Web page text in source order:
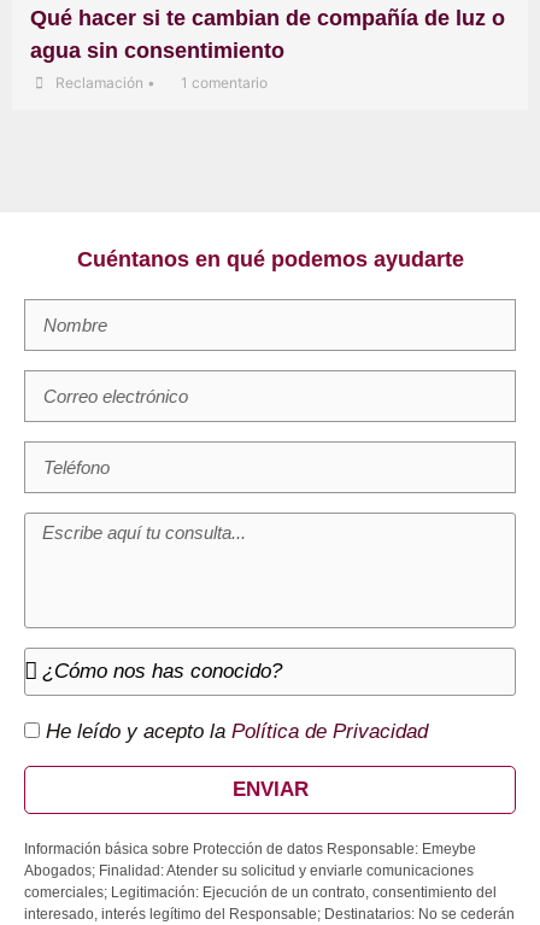
Qué hacer si te cambian de compañía de luz o
agua sin consentimiento
Reclamación • 1 comentario
Cuéntanos en qué podemos ayudarte
He leído y acepto la Política de Privacidad
ENVIAR
Información básica sobre Protección de datos Responsable: Emeybe
Abogados; Finalidad: Atender su solicitud y enviarle comunicaciones
comerciales; Legitimación: Ejecución de un contrato, consentimiento del
interesado, interés legítimo del Responsable; Destinatarios: No se cederán